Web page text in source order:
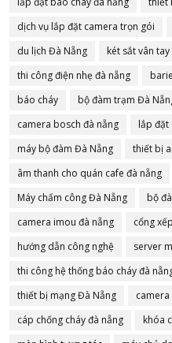
dịch vụ lắp đặt camera trọn gói
du lịch Đà Nẵng
két sắt vân
thi công điện nhẹ đà nẵng
báo cháy
bộ đàm trạm Đà
camera bosch đà nẵng
lắp đặt
máy bộ đàm Đà Nẵng
thiết bị
âm thanh cho quán cafe đà nẵng
Máy chấm công Đà Nẵng
bộ
camera imou đà nẵng
cổng
hướng dẫn công nghệ
server
thi công hệ thống báo cháy đà
thiết bị mạng Đà Nẵng
camera
cáp chống cháy đà nẵng
khóa